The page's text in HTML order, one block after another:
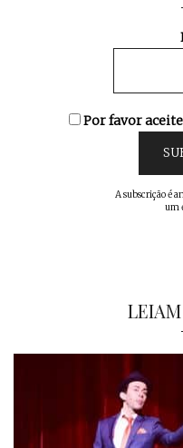
Por favor
A subscrição é
um